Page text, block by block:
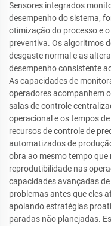
Sensores integrados
desempenho do sistema,
otimização do processo e
preventiva. Os algoritmos
desgaste normal e as
desempenho consistente
As capacidades de
operadores acompanhem
salas de controle
operacional e os tempos
recursos de controle de
automatizados de
obra ao mesmo tempo
reprodutibilidade nas
capacidades avançadas
problemas antes que eles
apoiando estratégias
paradas não planejadas.